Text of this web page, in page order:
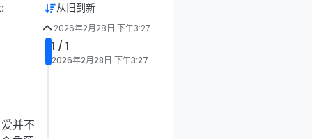
并不
从旧到新
2026年2月28日 下午3:27
1 / 1
2026年2月28日 下午3:27